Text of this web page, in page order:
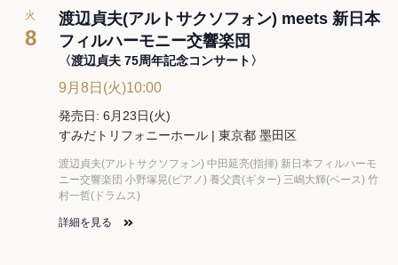
火
8
渡辺貞夫(アルトサクソフォン) meets 新日本
フィルハーモニー交響楽団
〈渡辺貞夫 75周年記念コンサート〉
9月8日(火)10:00
発売日: 6月23日(火)
すみだトリフォニーホール | 東京都 墨田区
渡辺貞夫(アルトサクソフォン) 中田延亮(指揮) 新日本フィルハーモ
ニー交響楽団 小野塚晃(ピアノ) 養父貴(ギター) 三嶋大輝(ベース) 竹
村一哲(ドラムス)
詳細を見る